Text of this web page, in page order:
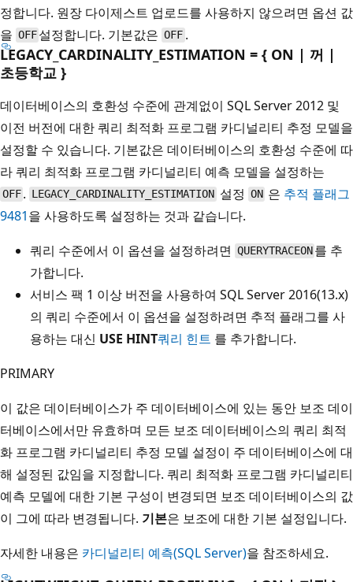
정합니다. 원장 다이제스트 업로드를 사용하지 않으려면 옵션 값
을 OFF 설정합니다. 기본값은OFF.
LEGACY_CARDINALITY_ESTIMATION = { ON | 꺼 |
초등학교 }
데이터베이스의 호환성 수준에 관계없이 SQL Server 2012 및
이전 버전에 대한 쿼리 최적화 프로그램 카디널리티 추정 모델을
설정할 수 있습니다. 기본값은 데이터베이스의 호환성 수준에 따
라 쿼리 최적화 프로그램 카디널리티 예측 모델을 설정하는
OFF . LEGACY_CARDINALITY_ESTIMATION 설정 ON 은 추적 플래그
9481을 사용하도록 설정하는 것과 같습니다.
쿼리 수준에서 이 옵션을 설정하려면 QUERYTRACEON 를 추
가합니다.
서비스 팩 1 이상 버전을 사용하여 SQL Server 2016(13.x)
의 쿼리 수준에서 이 옵션을 설정하려면 추적 플래그를 사
용하는 대신 USE HINT쿼리 힌트 를 추가합니다.
PRIMARY
이 값은 데이터베이스가 주 데이터베이스에 있는 동안 보조 데이
터베이스에서만 유효하며 모든 보조 데이터베이스의 쿼리 최적
화 프로그램 카디널리티 추정 모델 설정이 주 데이터베이스에 대
해 설정된 값임을 지정합니다. 쿼리 최적화 프로그램 카디널리티
예측 모델에 대한 기본 구성이 변경되면 보조 데이터베이스의 값
이 그에 따라 변경됩니다. 기본은 보조에 대한 기본 설정입니다.
자세한 내용은 카디널리티 예측(SQL Server)을 참조하세요.